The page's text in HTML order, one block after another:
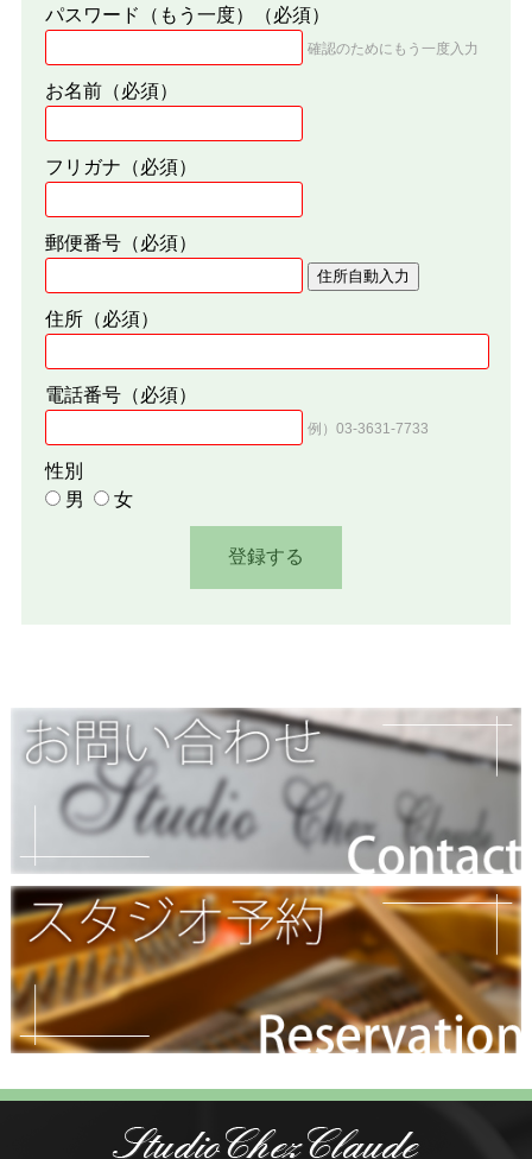
パスワード（もう一度） （必須）
確認のためにもう一度入力
お名前（必須）
フリガナ （必須）
郵便番号（必須）
住所自動入力
住所（必須）
電話番号（必須）
例）03-3631-7733
性別
男
女